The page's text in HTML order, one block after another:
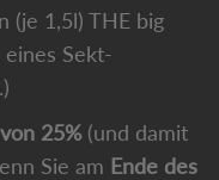
(je 1,5l) THE big
Sekt-
25%(und damit
Sie am Ende des